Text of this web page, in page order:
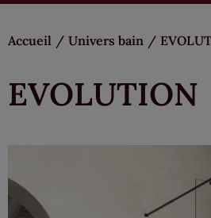
Accueil / Univers bain /
EVOLUTION